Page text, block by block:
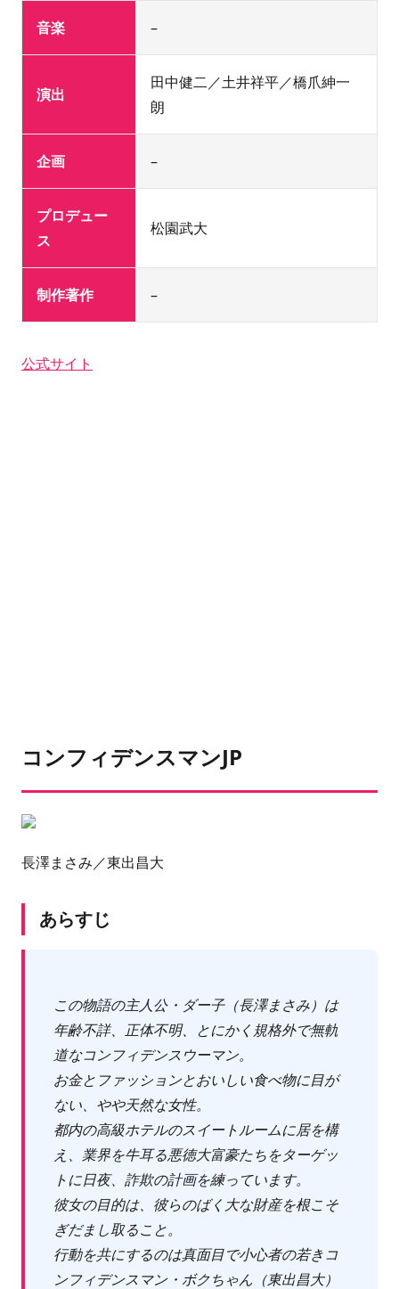
音楽 –
演出
田中健二／土井祥平／橋爪紳一
朗
企画 –
プロデュー
ス
松園武大
制作著作 –
公式サイト
コンフィデンスマンJP
長澤まさみ／東出昌大
あらすじ
この物語の主人公・ダー子（長澤まさみ）は
年齢不詳、正体不明、とにかく規格外で無軌
道なコンフィデンスウーマン。
お金とファッションとおいしい食べ物に目が
ない、やや天然な女性。
都内の高級ホテルのスイートルームに居を構
え、業界を牛耳る悪徳大富豪たちをターゲッ
トに日夜、詐欺の計画を練っています。
彼女の目的は、彼らのばく大な財産を根こそ
ぎだまし取ること。
行動を共にするのは真面目で小心者の若きコ
ンフィデンスマン・ボクちゃん（東出昌大）